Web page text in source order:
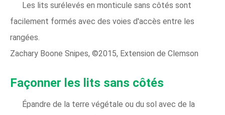
Les lits surélevés en monticule sans côtés sont
facilement formés avec des voies d'accès entre les
rangées.
Zachary Boone Snipes, ©2015, Extension de Clemson
Façonner les lits sans côtés
Épandre de la terre végétale ou du sol avec de la